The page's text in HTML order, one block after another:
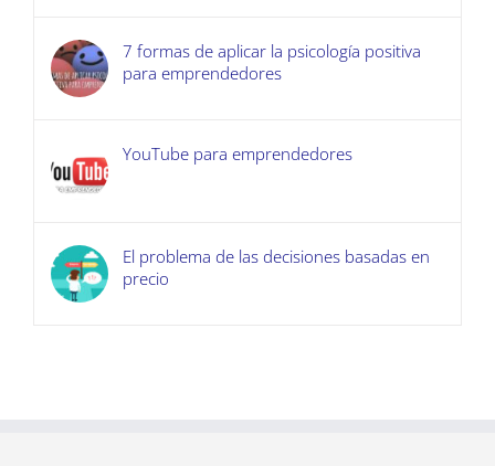
7 formas de aplicar la psicología positiva
para emprendedores
YouTube para emprendedores
El problema de las decisiones basadas en
precio